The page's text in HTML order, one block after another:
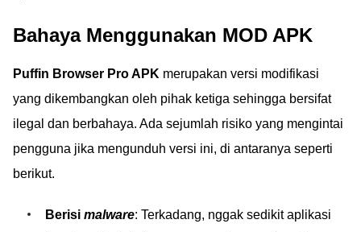
Bahaya Menggunakan MOD APK
Puffin Browser Pro APK merupakan versi modifikasi
yang dikembangkan oleh pihak ketiga sehingga bersifat
ilegal dan berbahaya. Ada sejumlah risiko yang mengintai
pengguna jika mengunduh versi ini, di antaranya seperti
berikut.
Berisi malware: Terkadang, nggak sedikit aplikasi